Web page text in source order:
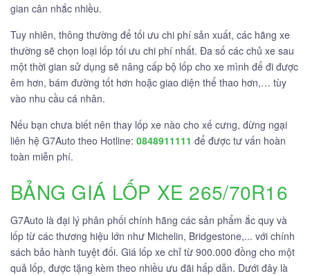
gian cân nhắc nhiều.
Tuy nhiên, thông thường để tối ưu chi phí sản xuất, các hãng xe
thường sẽ chọn loại lốp tối ưu chi phí nhất. Đa số các chủ xe sau
một thời gian sử dụng sẽ nâng cấp bộ lốp cho xe mình để đi được
êm hơn, bám đường tốt hơn hoặc giao diện thể thao hơn,… tùy
vào nhu cầu cá nhân.
Nếu bạn chưa biết nên thay lốp xe nào cho xế cưng, đừng ngại
liên hệ G7Auto theo Hotline: 0848911111 để được tư vấn hoàn
toàn miễn phí.
BẢNG GIÁ LỐP XE 265/70R16
G7Auto là đại lý phân phối chính hãng các sản phẩm ắc quy và
lốp từ các thương hiệu lớn như Michelin, Bridgestone,... với chính
sách bảo hành tuyệt đối. Giá lốp xe chỉ từ 900.000 đồng cho một
quả lốp, được tặng kèm theo nhiều ưu đãi hấp dẫn. Dưới đây là